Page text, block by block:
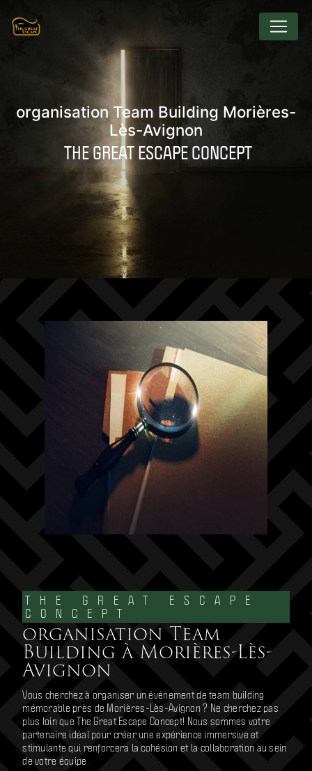
organisation Team Building Morières-
Lès-Avignon
THE GREAT ESCAPE CONCEPT
THE GREAT ESCAPE
CONCEPT
organisation Team
Building à Morières-Lès-
Avignon
Vous cherchez à organiser un événement de team building
mémorable près de Morières-Lès-Avignon ? Ne cherchez pas
plus loin que The Great Escape Concept! Nous sommes votre
partenaire idéal pour créer une expérience immersive et
stimulante qui renforcera la cohésion et la collaboration au sein
de votre équipe.